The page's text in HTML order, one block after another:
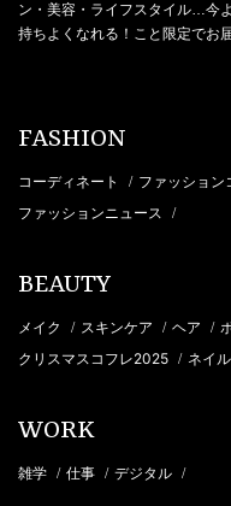
ン・美容・ライフスタイル…今
持ちよくなれる！こと限定でお
FASHION
コーディネート / ファッション
ファッションニュース /
BEAUTY
メイク / スキンケア / ヘア /
クリスマスコフレ2025 / ネイル
WORK
雑学 / 仕事 / デジタル /